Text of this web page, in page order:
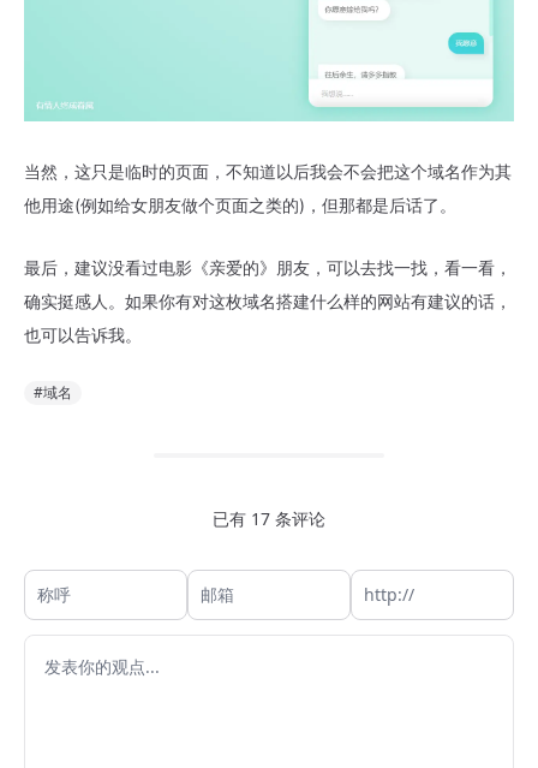
当然，这只是临时的页面，不知道以后我会不会把这个域名作为其
他用途(例如给女朋友做个页面之类的)，但那都是后话了。
最后，建议没看过电影《亲爱的》朋友，可以去找一找，看一看，
确实挺感人。如果你有对这枚域名搭建什么样的网站有建议的话，
也可以告诉我。
#域名
已有 17 条评论